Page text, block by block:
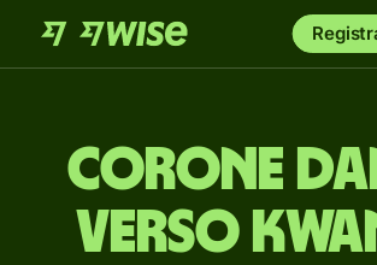
corone
verso